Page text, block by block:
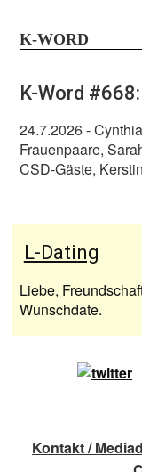
K-WORD
K-Word
24.7.2026-
Frauenpaare,
CSD-Gäste,
L-Dating
Liebe,
Wunschdate.
Kontakt /